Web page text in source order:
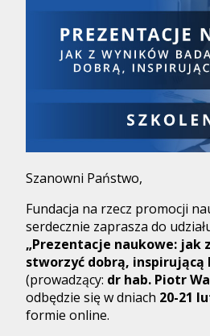
Szanowni Państwo,
Fundacja na rzecz promocji
serdecznie zaprasza do
„Prezentacje naukowe: jak
stworzyć dobrą, inspirującą
(prowadzący: dr hab. Piotr
odbędzie się w dniach 20-21
formie online.